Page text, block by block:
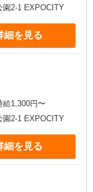
園2-1 EXPOCITY
細を見る
給1,300円〜
園2-1 EXPOCITY
細を見る